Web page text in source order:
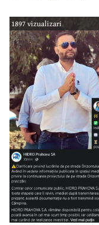
realizarea
finanțat prin
Saligny”.
1897 vizualizari